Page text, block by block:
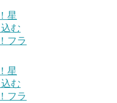
星
む
フラ
星
む
フラ